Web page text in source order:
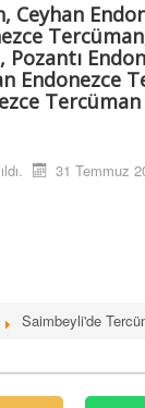
Ceyhan
Endonezce
31 Temmuz
Saimbeyli'de